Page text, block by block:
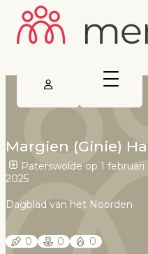
Margien (Ginie)
Paterswolde op 1 februari
2025
Dagblad van het Noorden
0 0 0